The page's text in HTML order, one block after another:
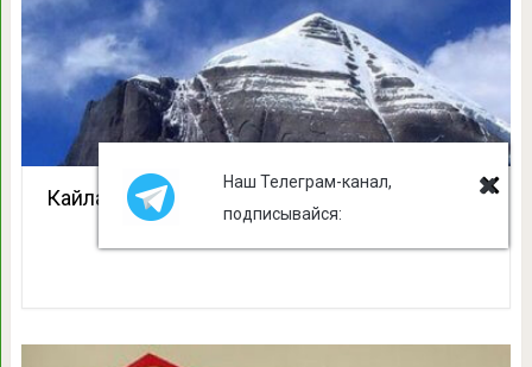
Кайлас — сердце мира
Наш Телеграм-канал,
подписывайся: